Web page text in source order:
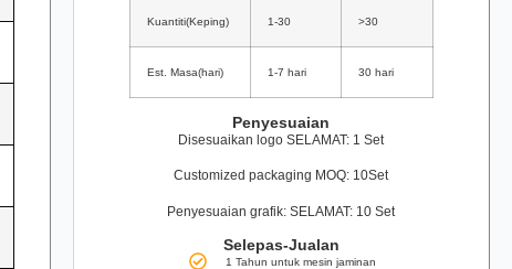
Kuantiti(Keping) 1-30 >30
Est. Masa(hari) 1-7 hari 30 hari
Penyesuaian
Disesuaikan logo SELAMAT: 1 Set
Customized packaging MOQ: 10Set
Penyesuaian grafik: SELAMAT: 10 Set
Selepas-Jualan
1 Tahun untuk mesin jaminan